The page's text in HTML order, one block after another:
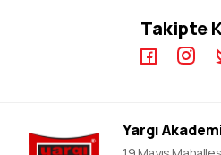
KPSS A Video Dersler
YDS Video Ders
Takipte
Yargı